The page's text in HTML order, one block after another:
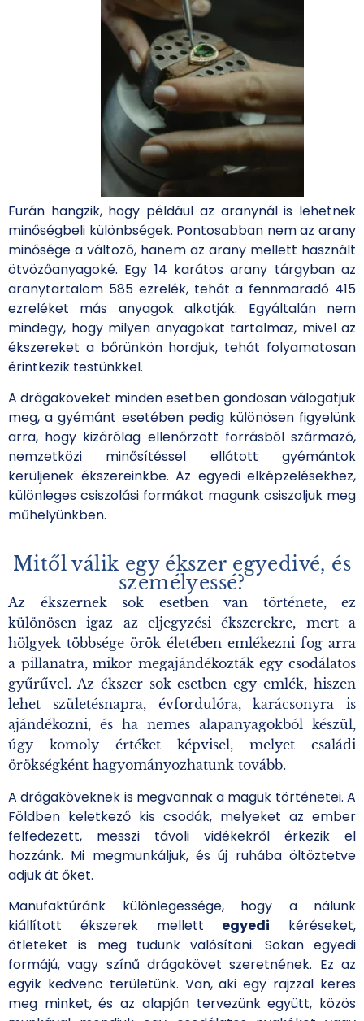
Furán hangzik, hogy például az aranynál is lehetnek
minőségbeli különbségek. Pontosabban nem az arany
minősége a változó, hanem az arany mellett használt
ötvözőanyagoké. Egy 14 karátos arany tárgyban az
aranytartalom 585 ezrelék, tehát a fennmaradó 415
ezreléket más anyagok alkotják. Egyáltalán nem
mindegy, hogy milyen anyagokat tartalmaz, mivel az
ékszereket a bőrünkön hordjuk, tehát folyamatosan
érintkezik testünkkel.
A drágaköveket minden esetben gondosan válogatjuk
meg, a gyémánt esetében pedig különösen figyelünk
arra, hogy kizárólag ellenőrzött forrásból származó,
nemzetközi minősítéssel ellátott gyémántok
kerüljenek ékszereinkbe. Az egyedi elképzelésekhez,
különleges csiszolási formákat magunk csiszoljuk meg
műhelyünkben.
Mitől válik egy ékszer egyedivé, és
személyessé?
Az ékszernek sok esetben van története, ez
különösen igaz az eljegyzési ékszerekre, mert a
hölgyek többsége örök életében emlékezni fog arra
a pillanatra, mikor megajándékozták egy csodálatos
gyűrűvel. Az ékszer sok esetben egy emlék, hiszen
lehet születésnapra, évfordulóra, karácsonyra is
ajándékozni, és ha nemes alapanyagokból készül,
úgy komoly értéket képvisel, melyet családi
örökségként hagyományozhatunk tovább.
A drágaköveknek is megvannak a maguk történetei. A
Földben keletkező kis csodák, melyeket az ember
felfedezett, messzi távoli vidékekről érkezik el
hozzánk. Mi megmunkáljuk, és új ruhába öltöztetve
adjuk át őket.
Manufaktúránk különlegessége, hogy a nálunk
kiállított ékszerek mellett egyedi kéréseket,
ötleteket is meg tudunk valósítani. Sokan egyedi
formájú, vagy színű drágakövet szeretnének. Ez az
egyik kedvenc területünk. Van, aki egy rajzzal keres
meg minket, és az alapján tervezünk együtt, közös